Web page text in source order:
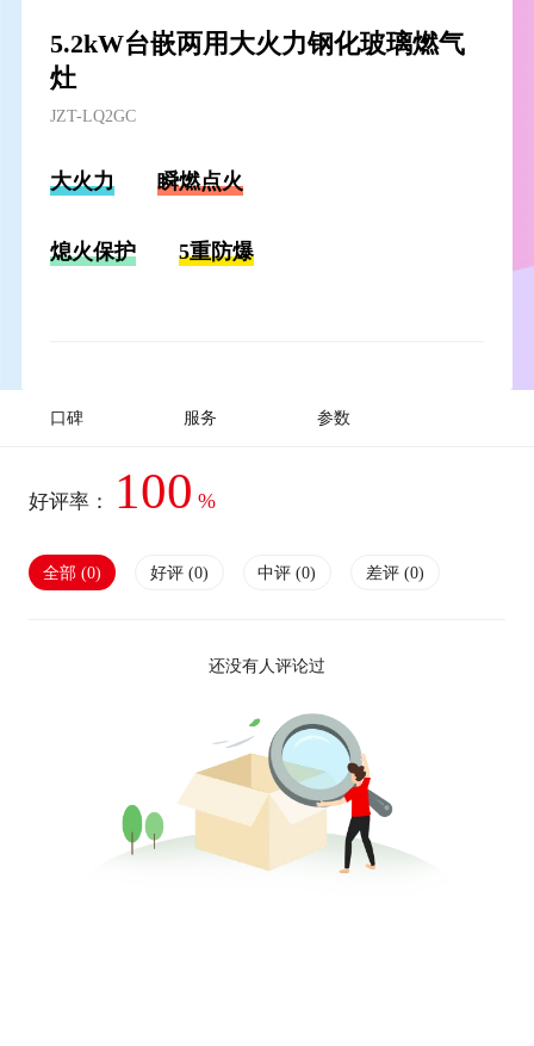
5.2kW台嵌两用大火力钢化玻璃燃气
灶
JZT-LQ2GC
大火力 瞬燃点火
熄火保护 5重防爆
口碑 服务 参数
好评率： 100 %
全部 (0) 好评 (0) 中评 (0) 差评 (0)
还没有人评论过